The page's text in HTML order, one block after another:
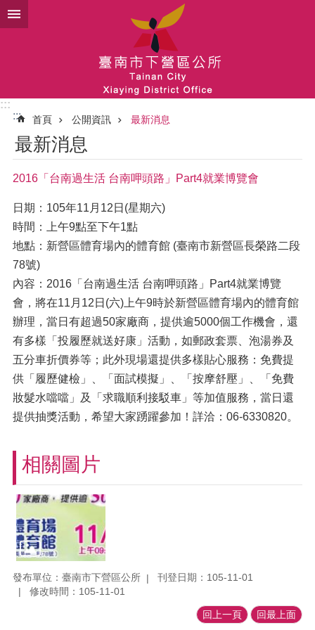
跳到主要內容區塊
:::
:::
首頁 公開資訊 最新消息
最新消息
2016「台南過生活 台南呷頭路」Part4就業博覽會
日期：105年11月12日(星期六)
時間：上午9點至下午1點
地點：新營區體育場內的體育館 (臺南市新營區長榮路二段
78號)
內容：2016「台南過生活 台南呷頭路」Part4就業博覽
會，將在11月12日(六)上午9時於新營區體育場內的體育館
辦理，當日有超過50家廠商，提供逾5000個工作機會，還
有多樣「投履歷就送好康」活動，如郵政套票、泡湯券及
五分車折價券等；此外現場還提供多樣貼心服務：免費提
供「履歷健檢」、「面試模擬」、「按摩舒壓」、「免費
妝髮水噹噹」及「求職順利接駁車」等加值服務，當日還
提供抽獎活動，希望大家踴躍參加！詳洽：06-6330820。
相關圖片
發布單位：臺南市下營區公所
刊登日期：105-11-01
修改時間：105-11-01
回上一頁 回最上面